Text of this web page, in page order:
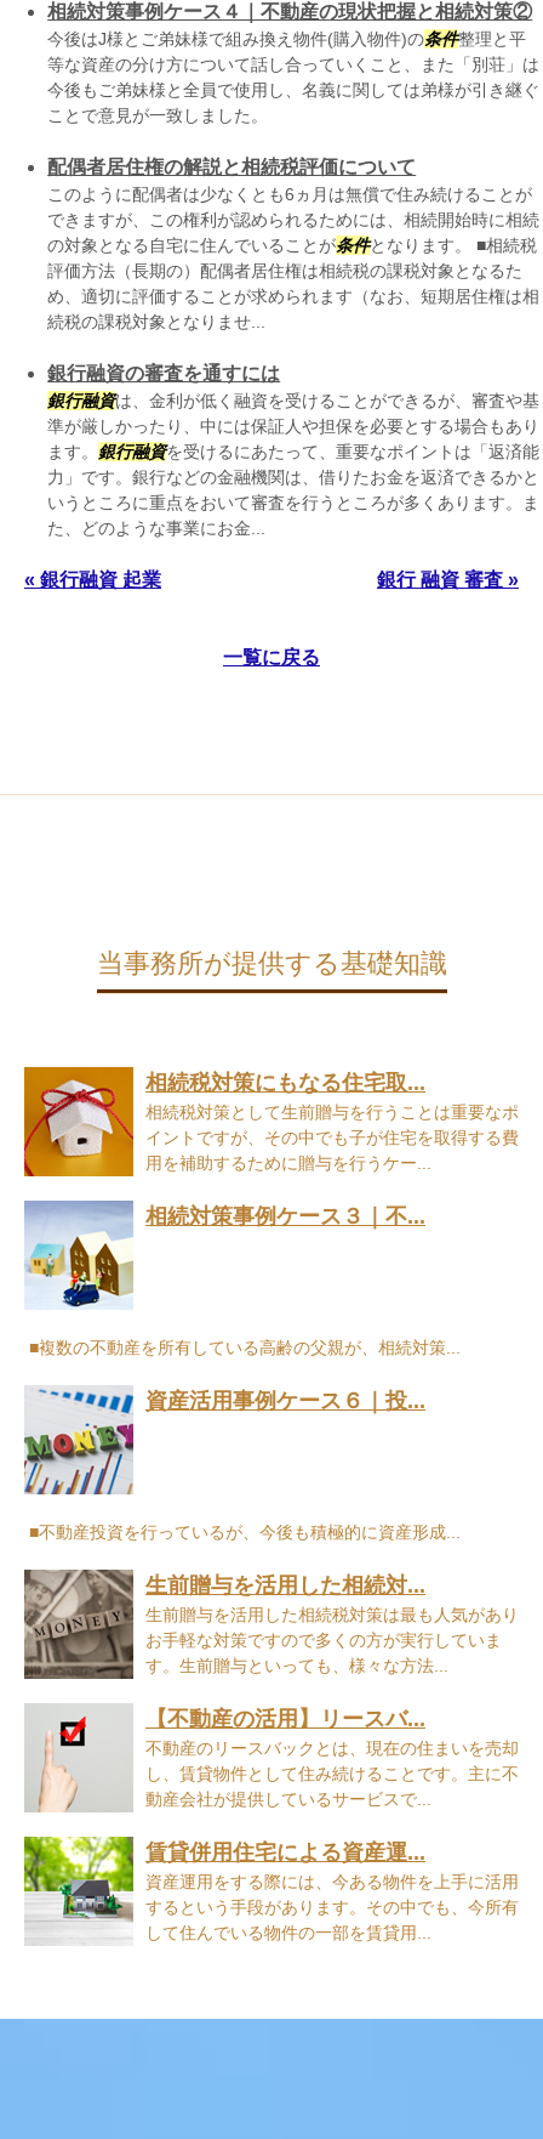
相続対策事例ケース４｜不動産の現状把握と相続対策②
今後はJ様とご弟妹様で組み換え物件(購入物件)の条件整理と平
等な資産の分け方について話し合っていくこと、また「別荘」は
今後もご弟妹様と全員で使用し、名義に関しては弟様が引き継ぐ
ことで意見が一致しました。
配偶者居住権の解説と相続税評価について
このように配偶者は少なくとも6ヵ月は無償で住み続けることが
できますが、この権利が認められるためには、相続開始時に相続
の対象となる自宅に住んでいることが条件となります。 ■相続税
評価方法（長期の）配偶者居住権は相続税の課税対象となるた
め、適切に評価することが求められます（なお、短期居住権は相
続税の課税対象となりませ...
銀行融資の審査を通すには
銀行融資は、金利が低く融資を受けることができるが、審査や基
準が厳しかったり、中には保証人や担保を必要とする場合もあり
ます。 銀行融資を受けるにあたって、重要なポイントは「返済能
力」です。銀行などの金融機関は、借りたお金を返済できるかと
いうところに重点をおいて審査を行うところが多くあります。ま
た、どのような事業にお金...
« 銀行融資 起業 銀行 融資 審査 »
一覧に戻る
当事務所が提供する基礎知識
相続税対策にもなる住宅取...
相続税対策として生前贈与を行うことは重要なポ
イントですが、その中でも子が住宅を取得する費
用を補助するために贈与を行うケー...
相続対策事例ケース３｜不...
■複数の不動産を所有している高齢の父親が、相続対策...
資産活用事例ケース６｜投...
■不動産投資を行っているが、今後も積極的に資産形成...
生前贈与を活用した相続対...
生前贈与を活用した相続税対策は最も人気があり
お手軽な対策ですので多くの方が実行していま
す。生前贈与といっても、様々な方法...
【不動産の活用】リースバ...
不動産のリースバックとは、現在の住まいを売却
し、賃貸物件として住み続けることです。主に不
動産会社が提供しているサービスで...
賃貸併用住宅による資産運...
資産運用をする際には、今ある物件を上手に活用
するという手段があります。その中でも、今所有
して住んでいる物件の一部を賃貸用...